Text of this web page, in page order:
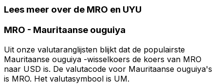
Lees meer over de MRO en UYU
MRO - Mauritaanse ouguiya
Uit onze valutaranglijsten blijkt dat de populairste
Mauritaanse ouguiya -wisselkoers de koers van MRO
naar USD is. De valutacode voor Mauritaanse ouguiya's
is MRO. Het valutasymbool is UM.